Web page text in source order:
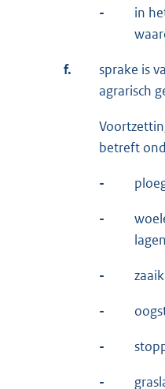
-
in
f.
sprake is
agrarisch
betreft
-
-
-
-
-
-